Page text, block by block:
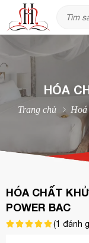
HÓA
Trang chủ Hoá
HÓA CHẤT
POWER BAC
(1 đánh